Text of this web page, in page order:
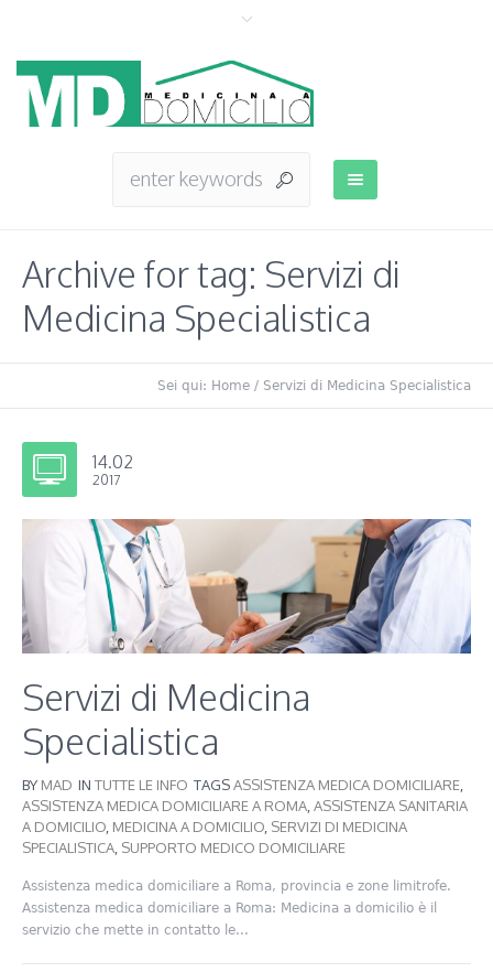
Archive for tag: Servizi di
Medicina Specialistica
Sei qui: Home / Servizi di Medicina Specialistica
14.02
2017
Servizi di Medicina
Specialistica
BY MAD IN TUTTE LE INFO TAGSASSISTENZA MEDICA DOMICILIARE
ASSISTENZA MEDICA DOMICILIARE A ROMA ASSISTENZA SANITARIA
A DOMICILIO MEDICINA A DOMICILIO SERVIZI DI MEDICINA
SPECIALISTICA SUPPORTO MEDICO DOMICILIARE
Assistenza medica domiciliare a Roma, provincia e zone limitrofe.
Assistenza medica domiciliare a Roma: Medicina a domicilio è il
servizio che mette in contatto le...